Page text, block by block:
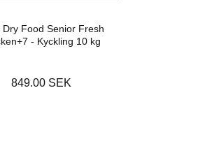
Dry Food Senior Fresh
- Kyckling 10 kg
849.00 SEK